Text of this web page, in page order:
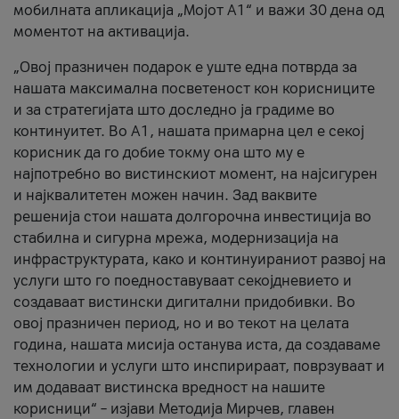
мобилната апликација „Мојот А1“ и важи 30 дена од
моментот на активација.
„Овој празничен подарок е уште една потврда за
нашата максимална посветеност кон корисниците
и за стратегијата што доследно ја градиме во
континуитет. Во А1, нашата примарна цел е секој
корисник да го добие токму она што му е
најпотребно во вистинскиот момент, на најсигурен
и најквалитетен можен начин. Зад ваквите
решенија стои нашата долгорочна инвестиција во
стабилна и сигурна мрежа, модернизација на
инфраструктурата, како и континуираниот развој на
услуги што го поедноставуваат секојдневието и
создаваат вистински дигитални придобивки. Во
овој празничен период, но и во текот на целата
година, нашата мисија останува иста, да создаваме
технологии и услуги што инспирираат, поврзуваат и
им додаваат вистинска вредност на нашите
корисници“ – изјави Методија Мирчев, главен